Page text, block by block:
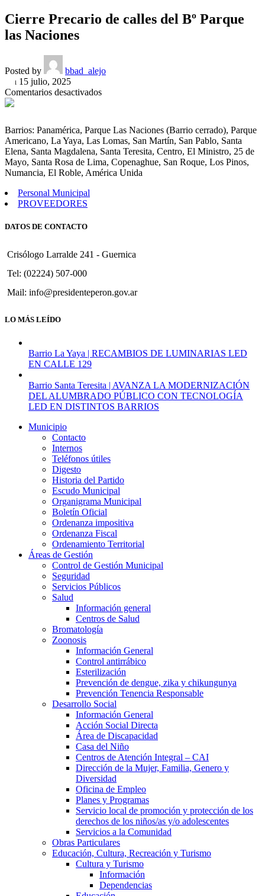
Cierre Precario de calles del Bº Parque
las Naciones
Posted by
bbad_alejo
On 15 julio, 2025
Comentarios desactivadosen
calles
del
Bº
Parque
las
Barrios: Panamérica, Parque Las Naciones (Barrio cerrado), Parque
Americano, La Yaya, Las Lomas, San Martín, San Pablo, Santa
Elena, Santa Magdalena, Santa Teresita, Centro, El Ministro, 25 de
Mayo, Santa Rosa de Lima, Copenaghue, San Roque, Los Pinos,
Numancia, El Roble, América Unida
Personal Municipal
PROVEEDORES
DATOS DE CONTACTO
Crisólogo Larralde 241 - Guernica
Tel: (02224) 507-000
Mail: info@presidenteperon.gov.ar
LO MÁS LEÍDO
Barrio La Yaya | RECAMBIOS DE LUMINARIAS LED
EN CALLE 129
Barrio Santa Teresita | AVANZA LA MODERNIZACIÓN
DEL ALUMBRADO PÚBLICO CON TECNOLOGÍA
LED EN DISTINTOS BARRIOS
Municipio
Contacto
Internos
Teléfonos útiles
Digesto
Historia del Partido
Escudo Municipal
Organigrama Municipal
Boletín Oficial
Ordenanza impositiva
Ordenanza Fiscal
Ordenamiento Territorial
Áreas de Gestión
Control de Gestión Municipal
Seguridad
Servicios Públicos
Salud
Información general
Centros de Salud
Bromatología
Zoonosis
Información General
Control antirrábico
Esterilización
Prevención de dengue, zika y chikungunya
Prevención Tenencia Responsable
Desarrollo Social
Información General
Acción Social Directa
Área de Discapacidad
Casa del Niño
Centros de Atención Integral – CAI
Dirección de la Mujer, Familia, Genero y
Diversidad
Oficina de Empleo
Planes y Programas
Servicio local de promoción y protección de los
derechos de los niños/as y/o adolescentes
Servicios a la Comunidad
Obras Particulares
Educación, Cultura, Recreación y Turismo
Cultura y Turismo
Información
Dependencias